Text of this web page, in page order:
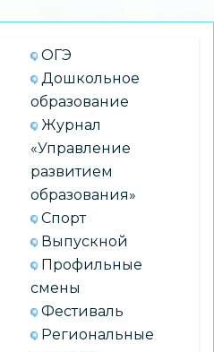
ОГЭ
Дошкольное
образование
Журнал
«Управление
развитием
образования»
Спорт
Выпускной
Профильные
смены
Фестиваль
Региональные